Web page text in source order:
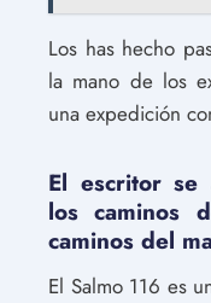
Los has hecho
la mano de los
una expedición
El escritor se
los caminos
caminos del
El Salmo 116 es